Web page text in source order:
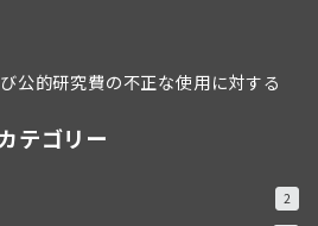
公的研究費の不正な使用に対する
テゴリー
2